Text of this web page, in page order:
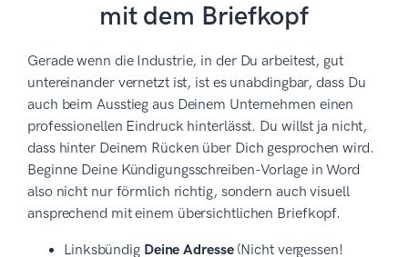
mit dem Briefkopf
Gerade wenn die Industrie, in der Du arbeitest, gut
untereinander vernetzt ist, ist es unabdingbar, dass Du
auch beim Ausstieg aus Deinem Unternehmen einen
professionellen Eindruck hinterlässt. Du willst ja nicht,
dass hinter Deinem Rücken über Dich gesprochen wird.
Beginne Deine Kündigungsschreiben-Vorlage in Word
also nicht nur förmlich richtig, sondern auch visuell
ansprechend mit einem übersichtlichen Briefkopf.
Linksbündig Deine Adresse(Nicht vergessen!